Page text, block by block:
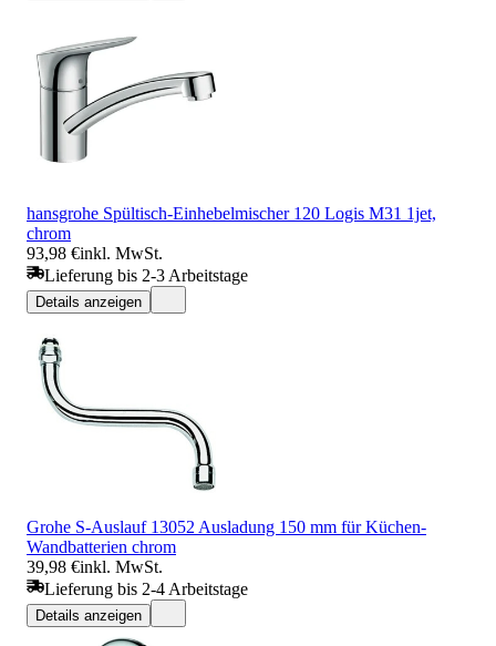
hansgrohe Spültisch-Einhebelmischer 120 Logis M31 1jet,
chrom
93,98 €inkl. MwSt.
Lieferung bis 2-3 Arbeitstage
Details anzeigen
Grohe S-Auslauf 13052 Ausladung 150 mm für Küchen-
Wandbatterien chrom
39,98 €inkl. MwSt.
Lieferung bis 2-4 Arbeitstage
Details anzeigen